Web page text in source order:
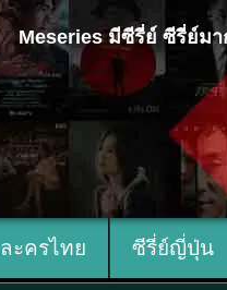
Meseries มีซีรี่ย์ ซีรี่ย์ม
ละครไทย ซีรี่ย์ญี่ปุ่น